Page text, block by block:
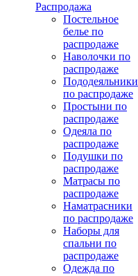
Распродажа
Постельное
белье по
распродаже
Наволочки по
распродаже
Пододеяльники
по распродаже
Простыни по
распродаже
Одеяла по
распродаже
Подушки по
распродаже
Матрасы по
распродаже
Наматрасники
по распродаже
Наборы для
спальни по
распродаже
Одежда по